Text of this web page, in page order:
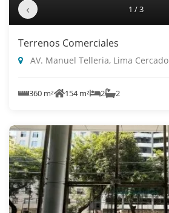
‹ 1 / 3
Terrenos Comerciales
AV. Manuel Telleria, Lima Cercado
360 m² 154 m² 2 2